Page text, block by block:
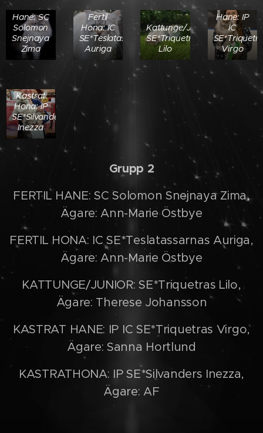
Fertil
Hane: SC
Solomon
Snejnaya
Zima
Fertil
Hona: IC
SE*Teslatassarnas
Auriga
Kattunge/Junior:
SE*Triquetras
Lilo
Kastrat
Hane: IP
IC
Virgo
Kastrat
Hona: IP
SE*Silvanders
Inezza
Grupp 2
FERTIL HANE: SC Solomon Snejnaya Zima,
Ägare: Ann-Marie Östbye
FERTIL HONA: IC SE*Teslatassarnas Auriga,
Ägare: Ann-Marie Östbye
KATTUNGE/JUNIOR: SE*Triquetras Lilo,
Ägare: Therese Johansson
KASTRAT HANE: IP IC SE*Triquetras Virgo,
Ägare: Sanna Hortlund
KASTRATHONA: IP SE*Silvanders Inezza,
Ägare: AF